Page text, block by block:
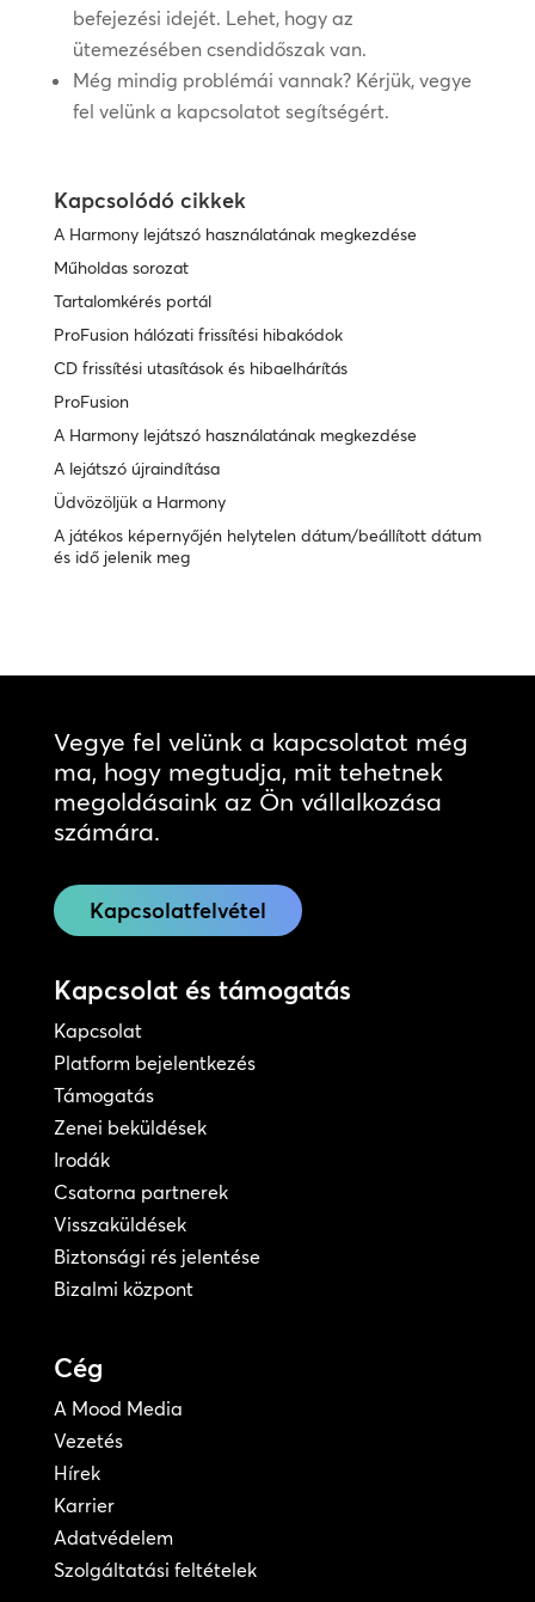
befejezési idejét. Lehet, hogy az
ütemezésében csendidőszak van.
Még mindig problémái vannak? Kérjük, vegye
fel velünk a kapcsolatot segítségért.
Kapcsolódó cikkek
A Harmony lejátszó használatának megkezdése
Műholdas sorozat
Tartalomkérés portál
ProFusion hálózati frissítési hibakódok
CD frissítési utasítások és hibaelhárítás
ProFusion
A Harmony lejátszó használatának megkezdése
A lejátszó újraindítása
Üdvözöljük a Harmony
A játékos képernyőjén helytelen dátum/beállított dátum
és idő jelenik meg
Vegye fel velünk a kapcsolatot még
ma, hogy megtudja, mit tehetnek
megoldásaink az Ön vállalkozása
számára.
Kapcsolatfelvétel
Kapcsolat és támogatás
Kapcsolat
Platform bejelentkezés
Támogatás
Zenei beküldések
Irodák
Csatorna partnerek
Visszaküldések
Biztonsági rés jelentése
Bizalmi központ
Cég
A Mood Media
Vezetés
Hírek
Karrier
Adatvédelem
Szolgáltatási feltételek